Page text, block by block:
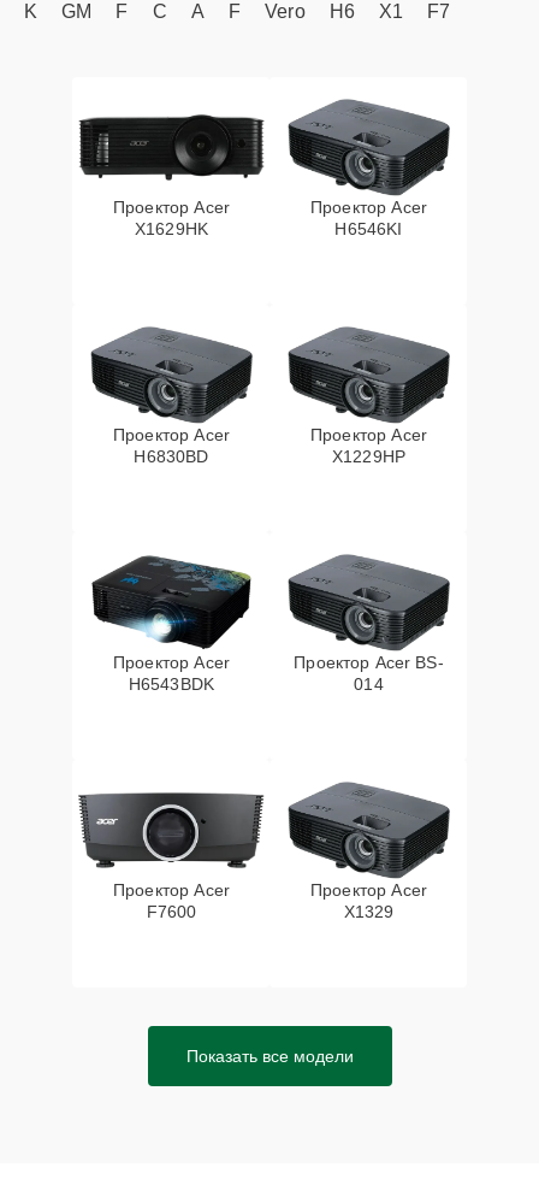
K
GM F C A F Vero H6 X1 F7
Проектор Acer
X1629HK
Проектор Acer
H6546KI
Проектор Acer
H6830BD
Проектор Acer
X1229HP
Проектор Acer
H6543BDK
Проектор Acer BS-
014
Проектор Acer
F7600
Проектор Acer
X1329
Показать все модели